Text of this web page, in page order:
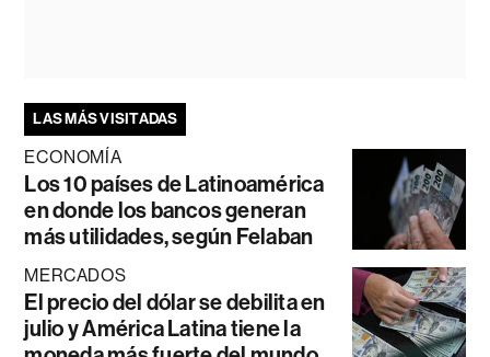
LAS MÁS VISITADAS
ECONOMÍA
Los 10 países de Latinoamérica
en donde los bancos generan
más utilidades, según Felaban
MERCADOS
El precio del dólar se debilita en
julio y América Latina tiene la